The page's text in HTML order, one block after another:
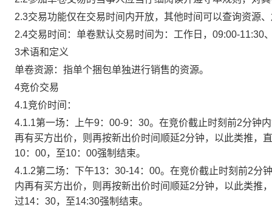
2.3交易功能仅在交易时间内开放，其他时间可以查询资源
2.4交易时间：单卷默认交易时间为：工作日，09:00-11:30
3术语和定义
单卷资源：指单个捆包单独进行销售的资源。
4竞价交易
4.1竞价时间：
4.1.1第一场：上午9：00-9：30。在竞价截止时刻前2分钟
再有买方出价，则再按新出价时间顺延2分钟，以此类推，
10：00，至10：00强制结束。
4.1.2第二场：下午13：30-14：00。在竞价截止时刻前2分
内再有买方出价，则再按新出价时间顺延2分钟，以此类推
过14：30，至14:30强制结束。